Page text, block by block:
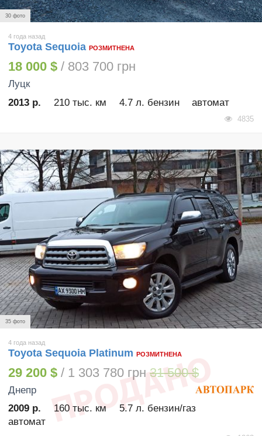
30 фото
4 года назад
Toyota Sequoia РОЗМИТНЕНА
18 000 $ / 803 700 грн
Луцк
2013 р.
210 тыс. км 4.7 л. бензин автомат
4835
35 фото
4 года назад
Toyota Sequoia Platinum РОЗМИТНЕНА
29 200 $ / 1 303 780 грн 31 500 $
Днепр
2009 р.
160 тыс. км
5.7 л. бензин/газ
автомат